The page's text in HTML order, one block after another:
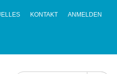
KONTAKT ANMELDEN